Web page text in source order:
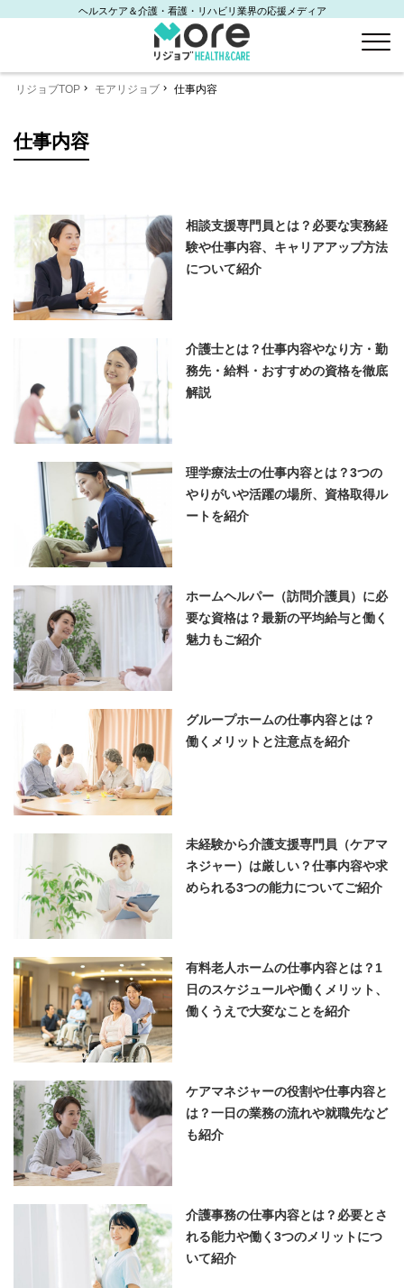
ヘルスケア＆介護・看護・リハビリ業界の応援メディア
リジョブTOP モアリジョブ 仕事内容
仕事内容
相談支援専門員とは？必要な実務経
験や仕事内容、キャリアアップ方法
について紹介
介護士とは？仕事内容やなり方・勤
務先・給料・おすすめの資格を徹底
解説
理学療法士の仕事内容とは？3つの
やりがいや活躍の場所、資格取得ル
ートを紹介
ホームヘルパー（訪問介護員）に必
要な資格は？最新の平均給与と働く
魅力もご紹介
グループホームの仕事内容とは？
働くメリットと注意点を紹介
未経験から介護支援専門員（ケアマ
ネジャー）は厳しい？仕事内容や求
められる3つの能力についてご紹介
有料老人ホームの仕事内容とは？1
日のスケジュールや働くメリット、
働くうえで大変なことを紹介
ケアマネジャーの役割や仕事内容と
は？一日の業務の流れや就職先など
も紹介
介護事務の仕事内容とは？必要とさ
れる能力や働く3つのメリットにつ
いて紹介